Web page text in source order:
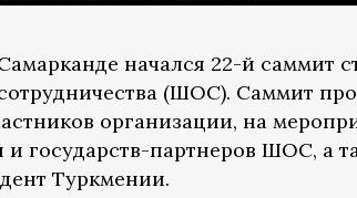
начался 22-й саммит
(ШОС). Саммит
организации, на
и государств-партнеров ШОС, а
Туркмении.